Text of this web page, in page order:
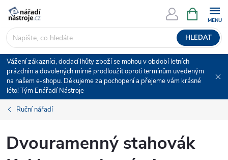
Přejít
obsah
HLEDAT
NÁKUPNÍ
KOŠÍK
Vážení zákazníci, dodací lhůty zboží se mohou v období letních
prázdnin a dovolených mírně prodloužit oproti termínům uvedeným
na našem e-shopu. Děkujeme za pochopení a přejeme vám krásné
léto! Tým Enářadí Nástroje
Ruční nářadí
Dvouramenný stahovák